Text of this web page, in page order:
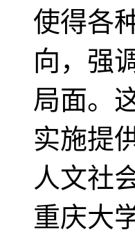
使得各
向，强
局面。
实施提
人文社
重庆大